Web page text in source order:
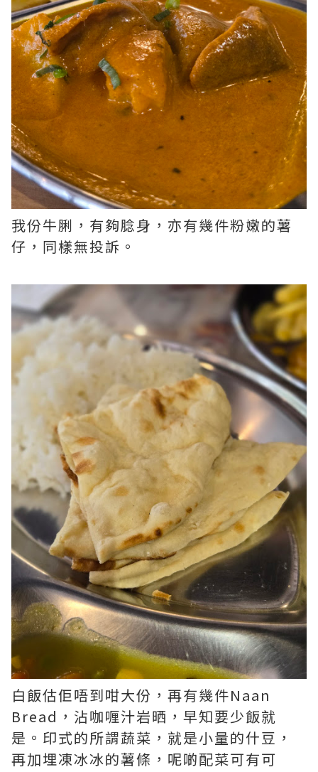
我份牛脷，有夠腍身，亦有幾件粉嫩的薯
仔，同樣無投訴。
白飯估佢唔到咁大份，再有幾件Naan
Bread，沾咖喱汁岩晒，早知要少飯就
是。印式的所謂蔬菜，就是小量的什豆，
再加埋凍冰冰的薯條，呢啲配菜可有可